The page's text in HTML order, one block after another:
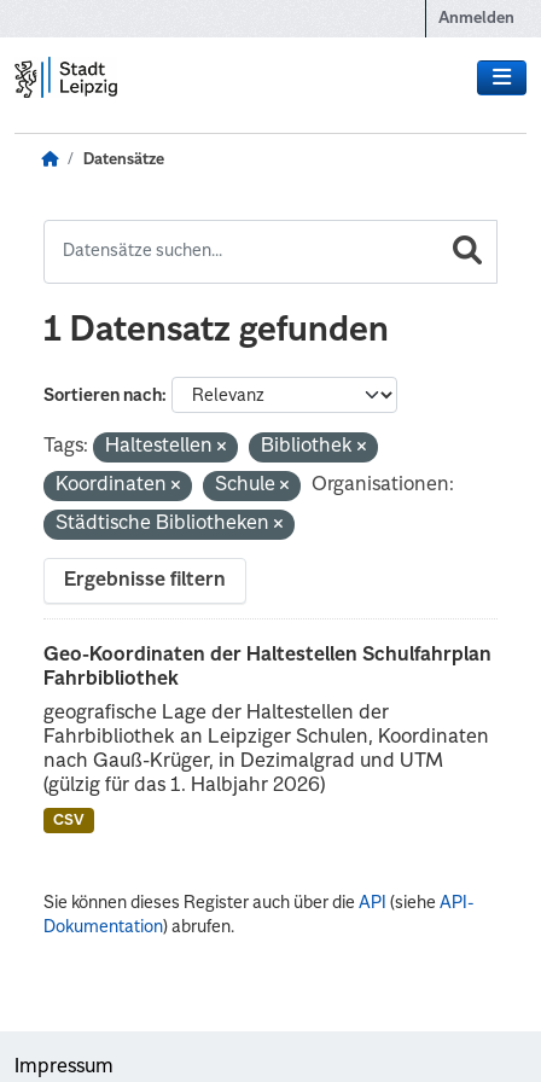
Anmelden
Datensätze
1 Datensatz gefunden
Sortieren nach
Tags: Haltestellen
Bibliothek
Koordinaten
Schule
Organisationen:
Städtische Bibliotheken
Ergebnisse filtern
Geo-Koordinaten der Haltestellen Schulfahrplan
Fahrbibliothek
geografische Lage der Haltestellen der
Fahrbibliothek an Leipziger Schulen, Koordinaten
nach Gauß-Krüger, in Dezimalgrad und UTM
(gülzig für das 1. Halbjahr 2026)
CSV
Sie können dieses Register auch über dieAPI (sieheAPI-
Dokumentation) abrufen.
Impressum